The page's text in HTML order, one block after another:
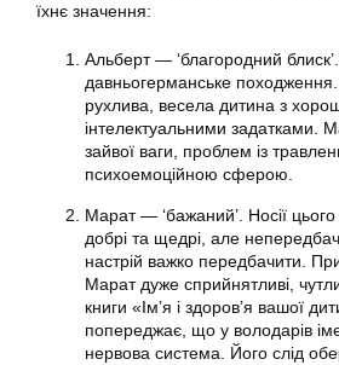
їхнє значення:
Альберт — ‘благородний
давньогерманське
рухлива, весела дитина з
інтелектуальними задатками.
зайвої ваги, проблем із
психоемоційною сферою.
Марат — ‘бажаний’. Носії цього
добрі та щедрі, але
настрій важко передбачити.
Марат дуже сприйнятливі,
книги «Ім’я і здоров’я вашої
попереджає, що у володарів
нервова система. Його слід